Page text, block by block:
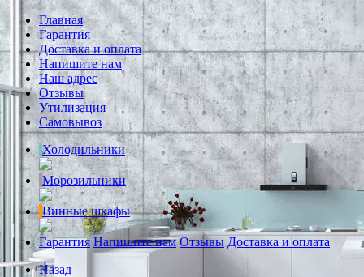
Главная
Гарантия
Доставка и оплата
Напишите нам
Наш адрес
Отзывы
Утилизация
Самовывоз
Холодильники
Морозильники
Винные шкафы
Гарантия Напишите нам Отзывы Доставка и оплата
Назад